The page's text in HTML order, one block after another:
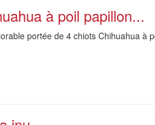
à poil papillon...
portée de 4 chiots Chihuahua